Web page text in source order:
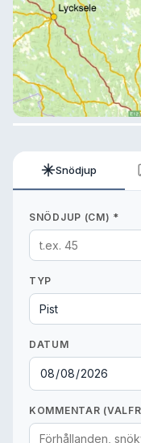
Snödjup
SNÖDJUP (CM) *
TYP
DATUM
KOMMENTAR